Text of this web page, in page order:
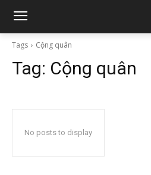
Tags Cộng quân
Tag: Cộng quân
No posts to display